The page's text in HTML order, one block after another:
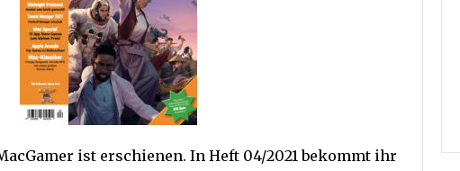
ist erschienen. In Heft 04/2021 bekommt ihr